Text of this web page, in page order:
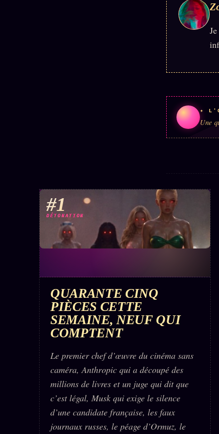
✦
Une
#1
DÉTONATION
QUARANTE CINQ
PIÈCES CETTE
SEMAINE, NEUF QUI
COMPTENT
Le premier chef d’œuvre du cinéma sans
caméra, Anthropic qui a découpé des
millions de livres et un juge qui dit que
c’est légal, Musk qui exige le silence
d’une candidate française, les faux
journaux russes, le péage d’Ormuz, le